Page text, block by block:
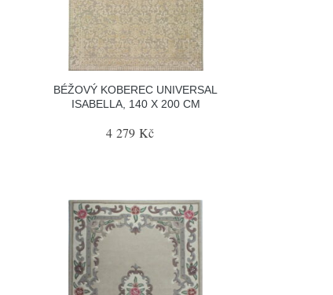
BÉŽOVÝ KOBEREC UNIVERSAL
ISABELLA, 140 X 200 CM
4 279 Kč